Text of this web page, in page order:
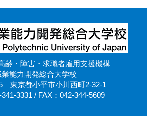
齢・障害・求職者雇用支援機構
業能力開発総合大学校
東京都小平市小川西町2-32-1
3331 / FAX：042-344-5609